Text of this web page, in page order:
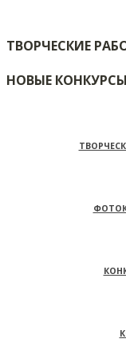
ТВОРЧЕСКИЕ
НОВЫЕ КОНКУРСЫ